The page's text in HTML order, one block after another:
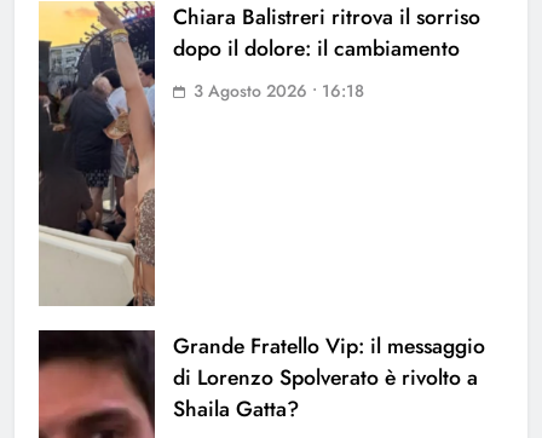
Chiara Balistreri ritrova il sorriso
dopo il dolore: il cambiamento
3 Agosto 2026 • 16:18
Grande Fratello Vip: il messaggio
di Lorenzo Spolverato è rivolto a
Shaila Gatta?